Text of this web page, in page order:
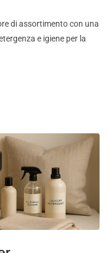
di assortimento con una
e igiene per la